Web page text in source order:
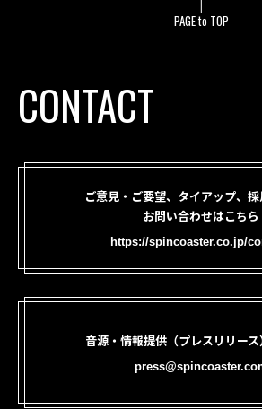
PAGE to TOP
CONTACT
ご意見・ご要望、タイアップ、
お問い合わせはこちら
https://spincoaster.co.jp/
音源・情報提供（プレスリリース